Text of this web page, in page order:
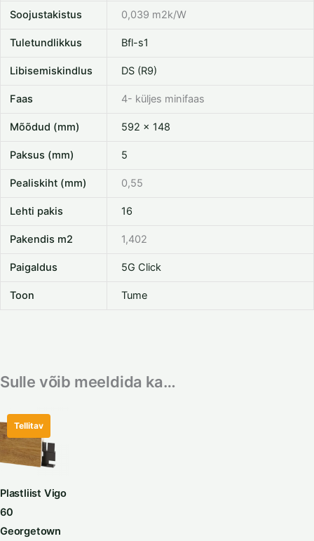
Soojustakistus 0,039 m2k/W
Tuletundlikkus Bfl-s1
Libisemiskindlus DS (R9)
Faas 4- küljes minifaas
Mõõdud (mm) 592 x 148
Paksus (mm) 5
Pealiskiht (mm) 0,55
Lehti pakis 16
Pakendis m2 1,402
Paigaldus 5G Click
Toon Tume
Sulle võib meeldida ka…
Tellitav
Plastliist Vigo
60
Georgetown